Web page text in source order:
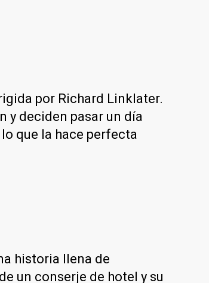
por Richard Linklater.
y deciden pasar un día
que la hace perfecta
historia llena de
un conserje de hotel y su